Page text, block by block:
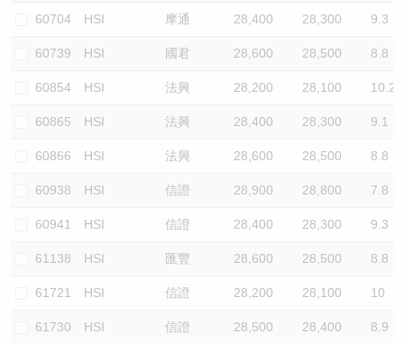
60704 HSI 摩通 28,400 28,300 9.3
60739 HSI 國君 28,600 28,500 8.8
60854 HSI 法興 28,200 28,100 10.2
60865 HSI 法興 28,400 28,300 9.1
60866 HSI 法興 28,600 28,500 8.8
60938 HSI 信證 28,900 28,800 7.8
60941 HSI 信證 28,400 28,300 9.3
61138 HSI 匯豐 28,600 28,500 8.8
61721 HSI 信證 28,200 28,100 10
61730 HSI 信證 28,500 28,400 8.9